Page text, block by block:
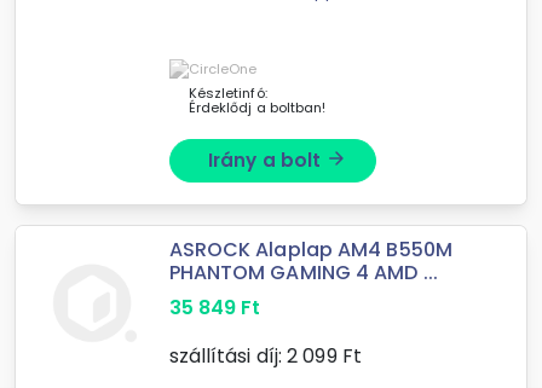
Készletinfó:
Érdeklődj a boltban!
Irány a bolt arrow_forward
ASROCK Alaplap AM4 B550M
PHANTOM GAMING 4 AMD ...
35 849 Ft
szállítási díj: 2 099Ft